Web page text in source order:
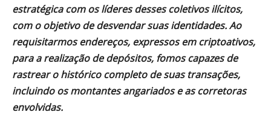
estratégica com os líderes desses coletivos ilícitos,
com o objetivo de desvendar suas identidades. Ao
requisitarmos endereços, expressos em criptoativos,
para a realização de depósitos, fomos capazes de
rastrear o histórico completo de suas transações,
incluindo os montantes angariados e as corretoras
envolvidas.